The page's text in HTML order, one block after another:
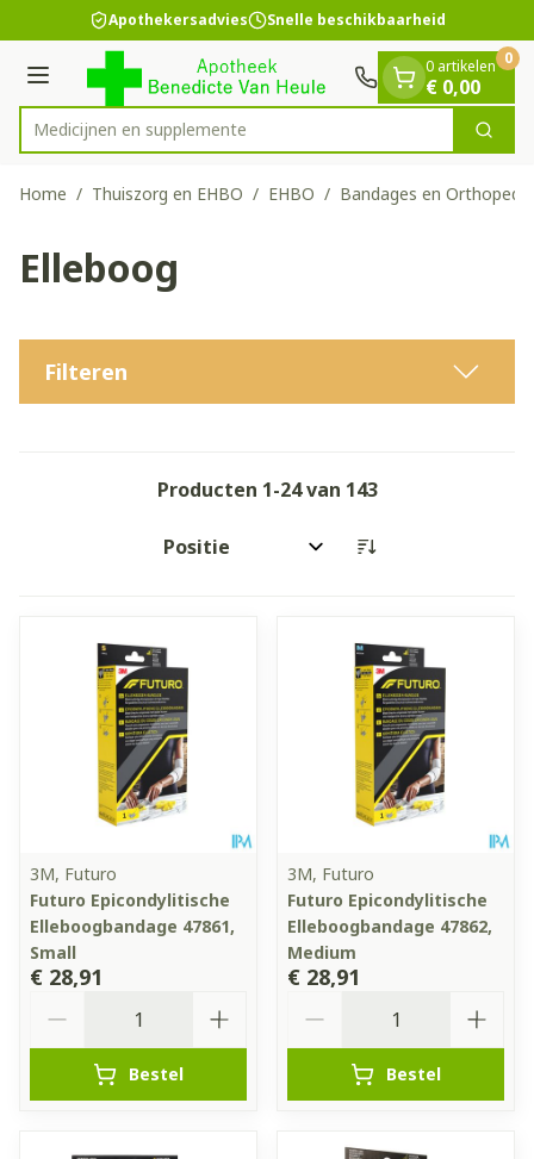
Ga naar de inhoud
1 van 1 Apothekersadvies Snelle beschikbaarheid
Menu
Product, merk, categorie...
Medic Zoek
0 artikelen
€ 0,00
0
Home / Thuiszorg en EHBO / EHBO / Bandages en
Elleboog
Filteren
Producten 1-24van 143
Sorteer op:
3M, Futuro
Futuro Epicondylitische
Elleboogbandage 47861,
Small
€ 28,91
Bestel
3M, Futuro
Futuro Epicondylitische
Elleboogbandage 47862,
Medium
€ 28,91
Bestel